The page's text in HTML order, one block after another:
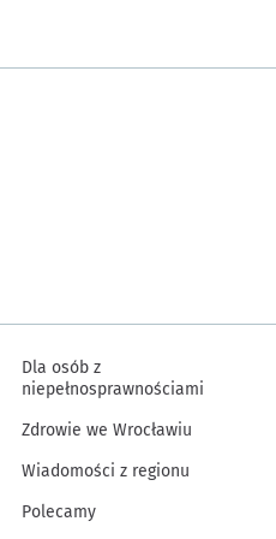
Dla osób z
niepełnosprawnościami
Zdrowie we Wrocławiu
Wiadomości z regionu
Polecamy